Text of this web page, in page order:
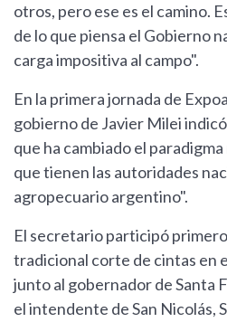
otros, pero ese es el camino.
de lo que piensa el Gobierno
carga impositiva al campo".
En la primera jornada de
gobierno de Javier Milei
que ha cambiado el
que tienen las autoridades
agropecuario argentino".
El secretario participó
tradicional corte de cintas en
junto al gobernador de Santa
el intendente de San Nicolás,